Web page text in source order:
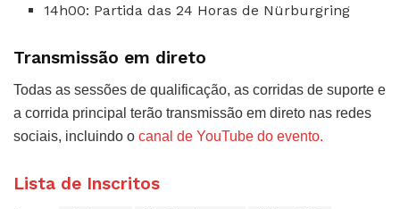
14h00: Partida das 24 Horas de Nürburgring
Transmissão em direto
Todas as sessões de qualificação, as corridas de suporte e
a corrida principal terão transmissão em direto nas redes
sociais, incluindo o canal de YouTube do evento.
Lista de Inscritos